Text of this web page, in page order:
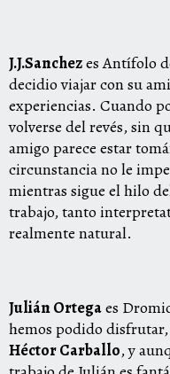
J.J.Sanchezes Antífolo
decidio viajar con su
experiencias. Cuando
volverse del revés, sin
amigo parece estar
circunstancia no le
mientras sigue el hilo
trabajo, tanto
realmente natural.
Julián Ortegaes
hemos podido disfrutar,
Héctor Carballo, y